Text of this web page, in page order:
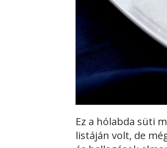
Ez a hólabda süti
listáján volt, de